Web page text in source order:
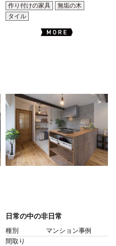
作り付けの家具
無垢の木
タイル
日常の中の非日常
種別
マンション事例
間取り